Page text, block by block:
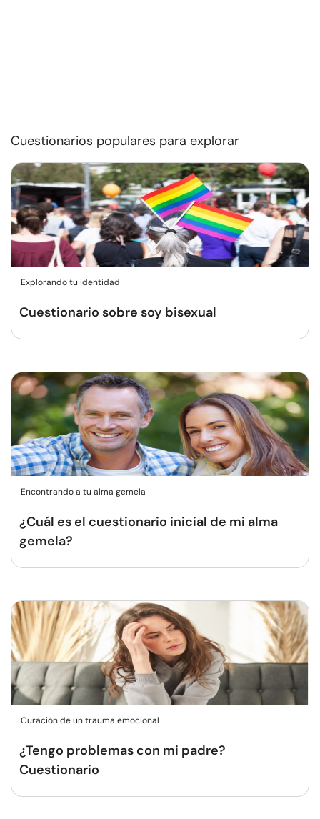
Cuestionarios populares para explorar
Explorando tu identidad
Cuestionario sobre soy bisexual
Encontrando a tu alma gemela
¿Cuál es el cuestionario inicial de mi alma
gemela?
Curación de un trauma emocional
¿Tengo problemas con mi padre?
Cuestionario